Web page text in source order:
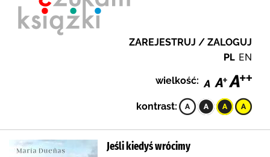
ZAREJESTRUJ / ZALOGUJ
PL EN
wielkość:
kontrast:
Jeśli kiedyś wrócimy